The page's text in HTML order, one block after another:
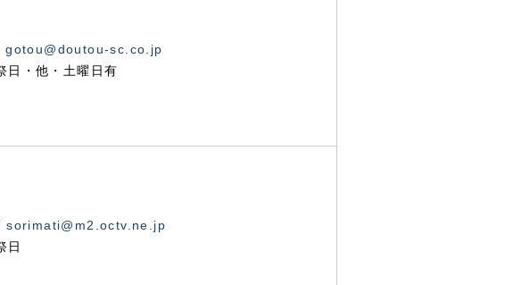
gotou@doutou-sc.co.jp
・他・土曜日有
/sorimati@m2.octv.ne.jp
日